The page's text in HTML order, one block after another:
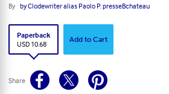
By by Clodewriter alias Paolo P. presseBchateau
Paperback
USD 10.68
Add to Cart
Share